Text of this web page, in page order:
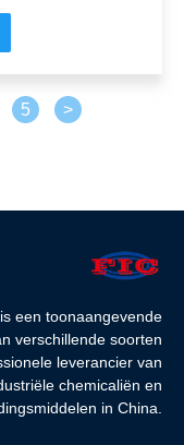
5 >
een toonaangevende
verschillende soorten
leverancier van
chemicaliën en
in China.